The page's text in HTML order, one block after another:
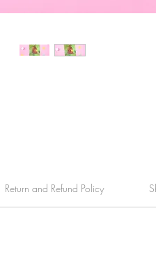
Return and Refund Policy